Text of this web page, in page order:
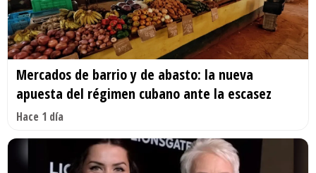
Mercados de barrio y de abasto: la nueva
apuesta del régimen cubano ante la escasez
Hace 1 día